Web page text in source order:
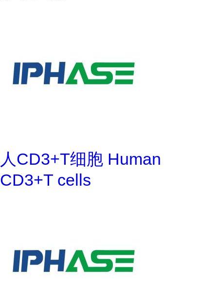
人CD3+T细胞 Human
CD3+T cells